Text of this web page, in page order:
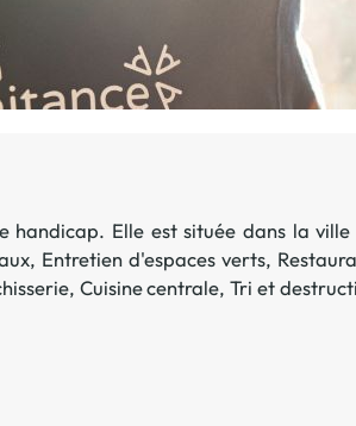
Votre centre de ressources et
Je restructure ou je
Votre accompagnement sur-
handicap. Elle est située dans la ville
, Entretien d'espaces verts,
, Cuisine centrale,Tri et